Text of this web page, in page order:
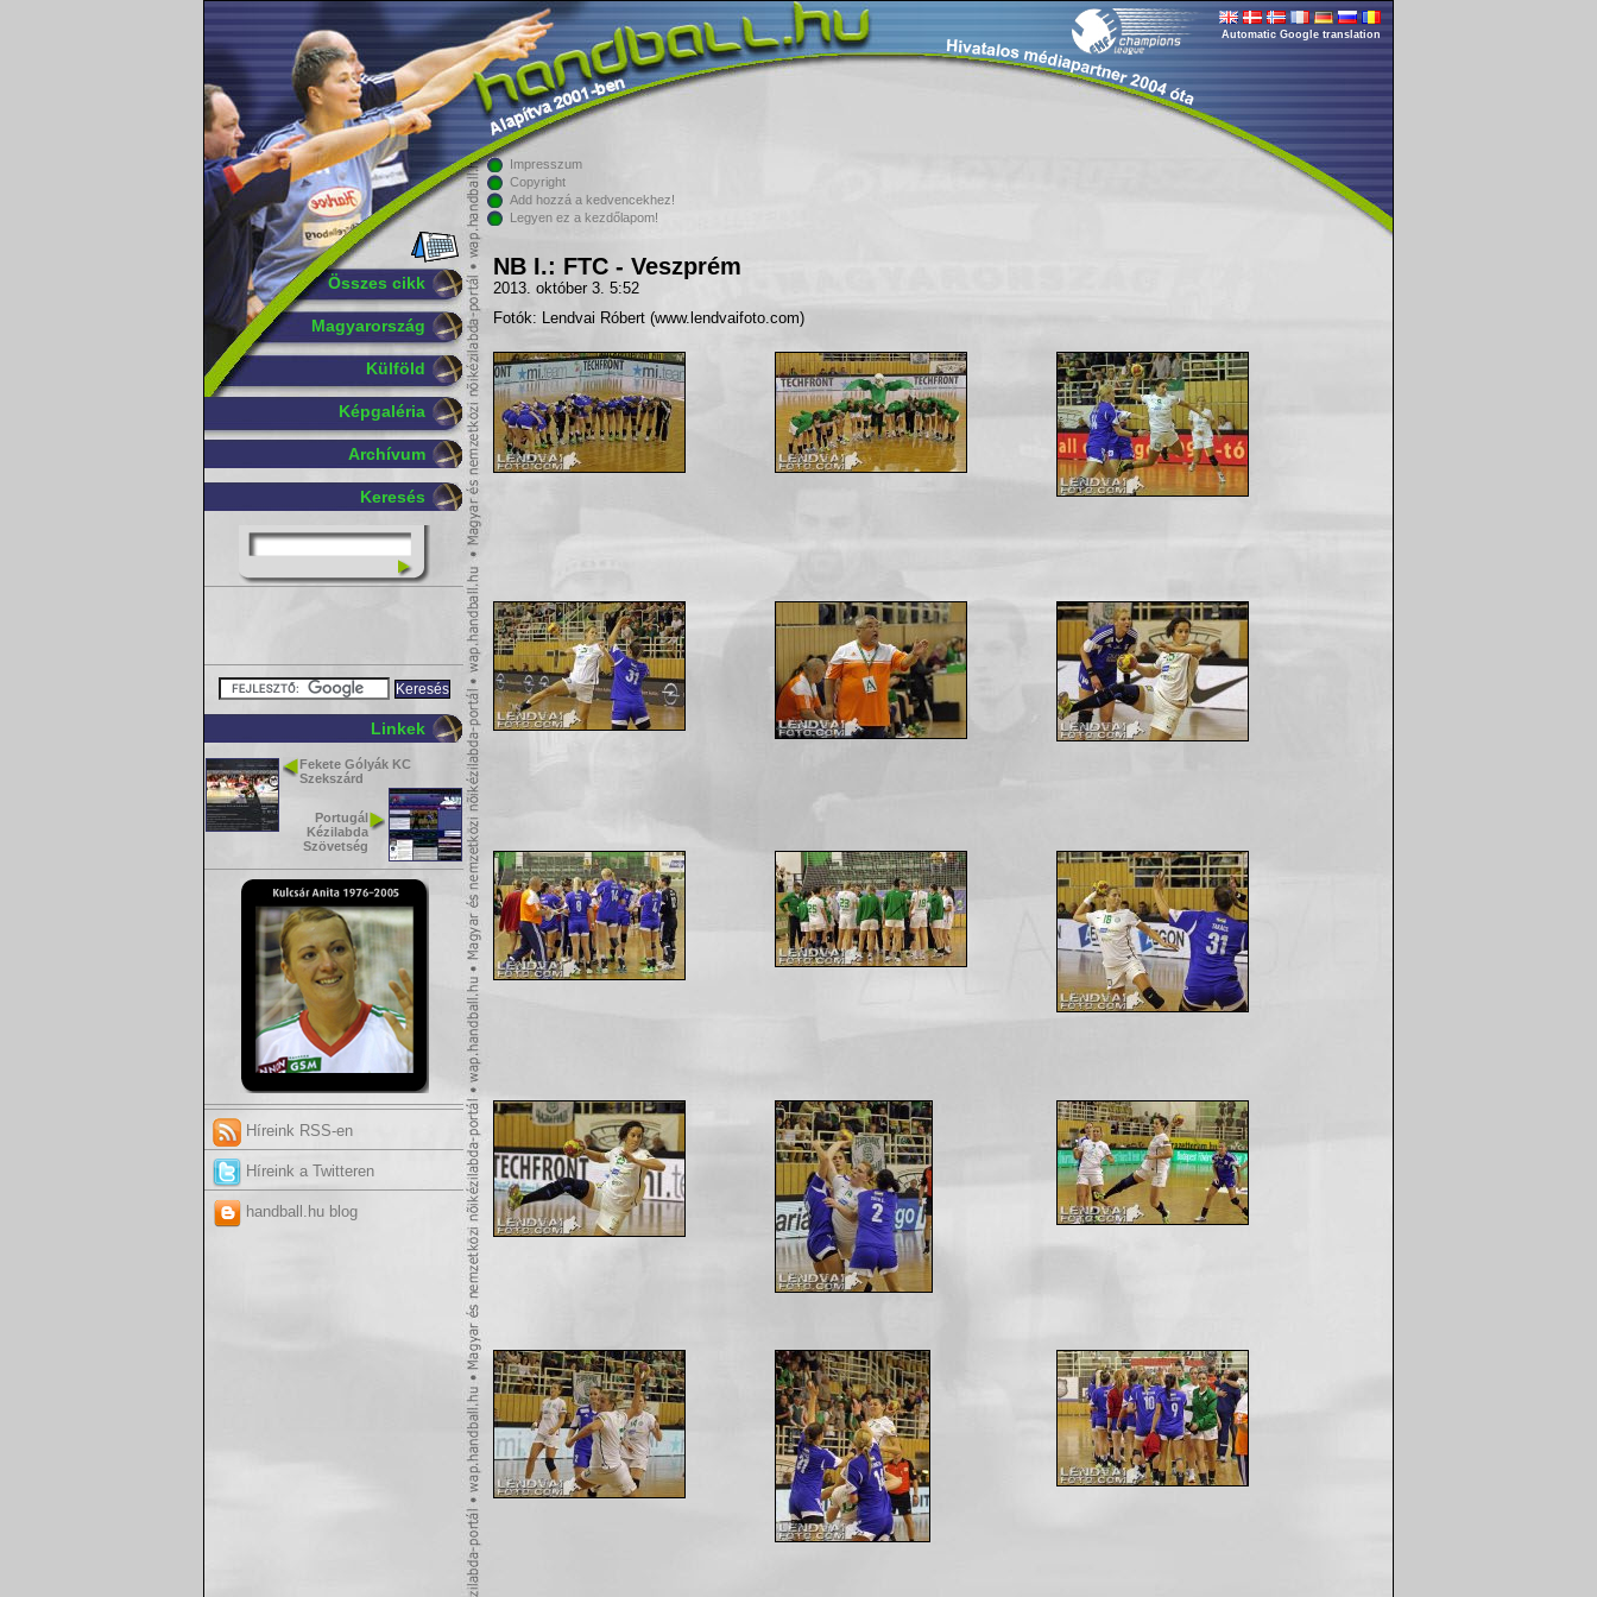
Összes cikk
Magyarország
Külföld
Képgaléria
Archívum
Keresés
Linkek
Fekete Gólyák KC
Szekszárd
Portugál
Kézilabda
Szövetség
Híreink RSS-en
Híreink a Twitteren
handball.hu blog
Automatic Google translation
Impresszum
Copyright
Add hozzá a kedvencekhez!
Legyen ez a kezdőlapom!
NB I.: FTC - Veszprém
2013. október 3. 5:52
Fotók: Lendvai Róbert (www.lendvaifoto.com)